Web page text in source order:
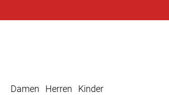
Damen Herren Kinder